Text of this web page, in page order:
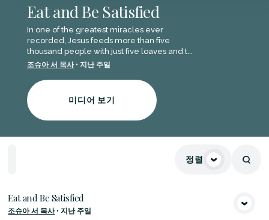
Eat and Be Satisfied
In one of the greatest miracles ever
recorded, Jesus feeds more than five
thousand people with just five loaves and t...
조슈아 서 목사• 지난 주일
미디어 보기
정렬
Eat and Be Satisfied
조슈아 서 목사•지난 주일